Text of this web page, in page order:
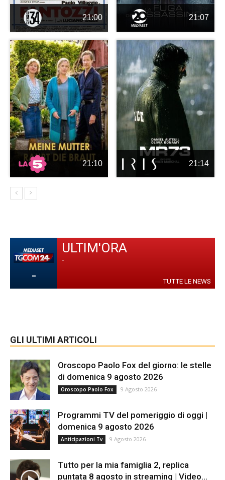
21:00 21:07
21:10 21:14
-
ULTIM'ORA
-
TUTTE LE NEWS
GLI ULTIMI ARTICOLI
Oroscopo Paolo Fox del giorno: le stelle
di domenica 9 agosto 2026
Oroscopo Paolo Fox 9 Agosto 2026
Programmi TV del pomeriggio di oggi |
domenica 9 agosto 2026
Anticipazioni Tv 9 Agosto 2026
Tutto per la mia famiglia 2, replica
puntata 8 agosto in streaming | Video...